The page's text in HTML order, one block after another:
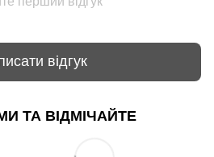
відгук
ТА ВІДМІЧАЙТЕ